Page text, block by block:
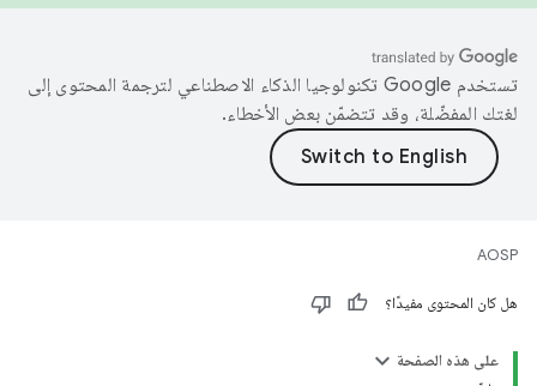
تستخدم Google تكنولوجيا الذكاء الاصطناعي لترجمة المحتوى إلى
لغتك المفضّلة، وقد تتضمّن بعض الأخطاء.
AOSP
هل كان المحتوى مفيدًا؟
على هذه الصفحة